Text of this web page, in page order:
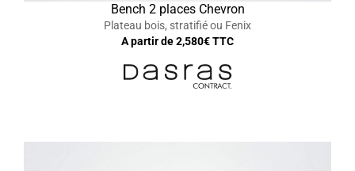
Bench 2 places Chevron
Plateau bois, stratifié ou Fenix
A partir de2,580€ TTC